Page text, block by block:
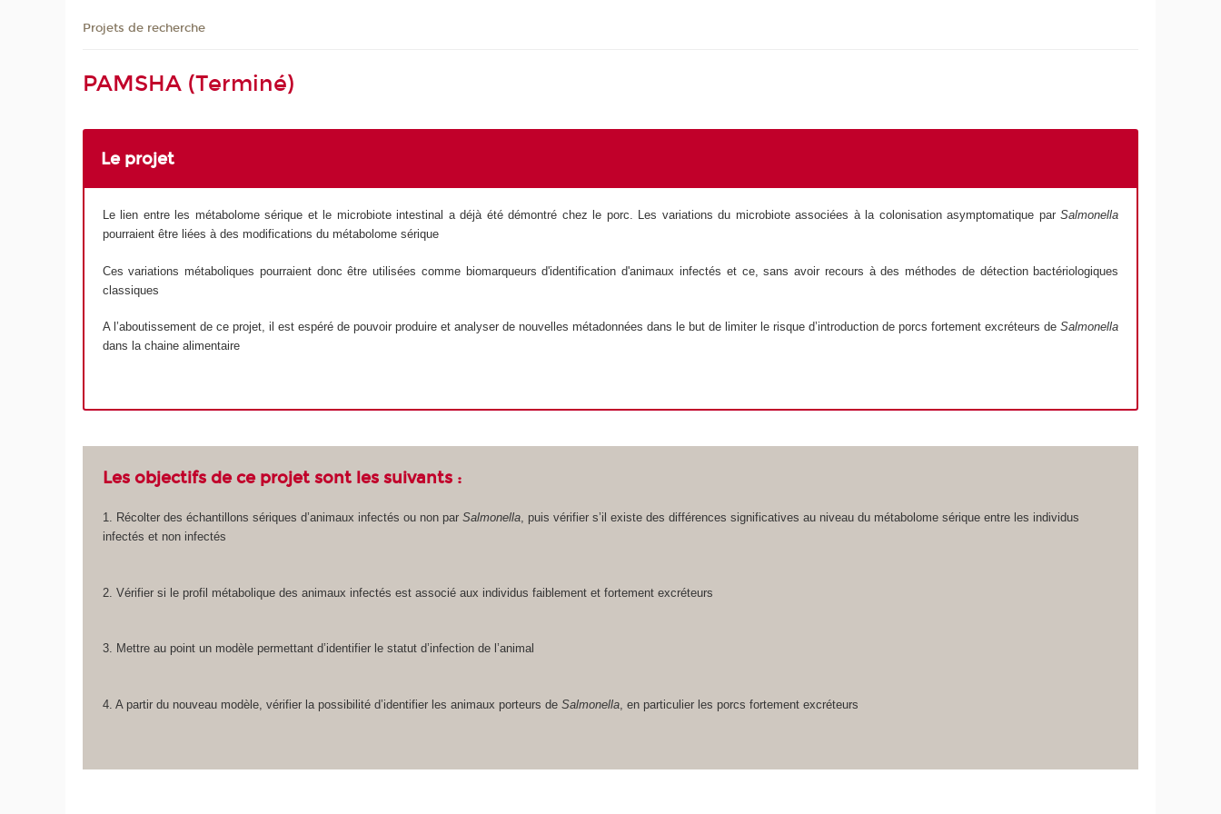
Projets de recherche
PAMSHA (Terminé)
Le projet
Le lien entre les métabolome sérique et le microbiote intestinal a déjà été démontré chez le porc. Les variations du microbiote associées à la colonisation asymptomatique parSalmonella
pourraient être liées à des modifications du métabolome sérique
Ces variations métaboliques pourraient donc être utilisées comme biomarqueurs d'identification d'animaux infectés et ce, sans avoir recours à des méthodes de détection bactériologiques
classiques
A l’aboutissement de ce projet, il est espéré de pouvoir produire et analyser de nouvelles métadonnées dans le but de limiter le risque d’introduction de porcs fortement excréteurs deSalmonella
dans la chaine alimentaire
Les objectifs de ce projet sont les suivants :
1. Récolter des échantillons sériques d’animaux infectés ou non parSalmonella, puis vérifier s’il existe des différences significatives au niveau du métabolome sérique entre les individus
infectés et non infectés
2. Vérifier si le profil métabolique des animaux infectés est associé aux individus faiblement et fortement excréteurs
3. Mettre au point un modèle permettant d’identifier le statut d’infection de l’animal
4. A partir du nouveau modèle, vérifier la possibilité d’identifier les animaux porteurs deSalmonella , en particulier les porcs fortement excréteurs